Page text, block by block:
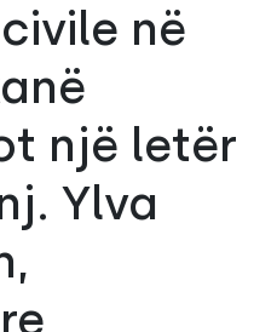
në
një letër
Ylva